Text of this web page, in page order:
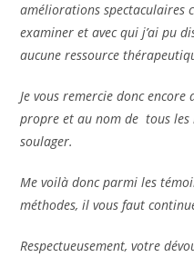
améliorations spectaculaires
examiner et avec qui j’ai pu
aucune ressource
Je vous remercie donc
propre et au nom de tous les
soulager.
Me voilà donc parmi les
méthodes, il vous faut
Respectueusement, votre